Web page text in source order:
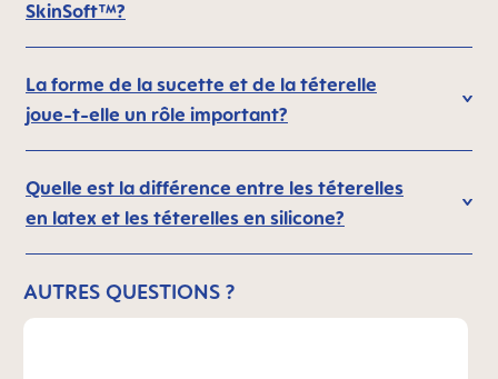
SkinSoft™?
La forme de la sucette et de la téterelle
joue-t-elle un rôle important?
Quelle est la différence entre les téterelles
en latex et les téterelles en silicone?
AUTRES QUESTIONS ?